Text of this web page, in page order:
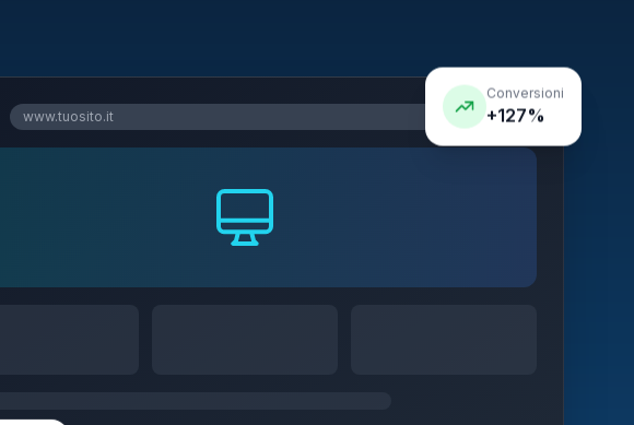
www.tuosito.it
Conversioni
+127%